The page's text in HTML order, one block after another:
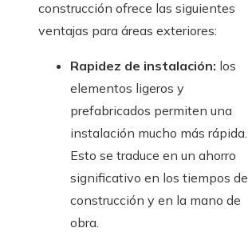
construcción ofrece las siguientes
ventajas para áreas exteriores:
Rapidez de instalación: los
elementos ligeros y
prefabricados permiten una
instalación mucho más rápida.
Esto se traduce en un ahorro
significativo en los tiempos de
construcción y en la mano de
obra.